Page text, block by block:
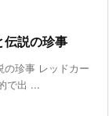
伝説の珍事
の珍事 レッドカー
で出 ...